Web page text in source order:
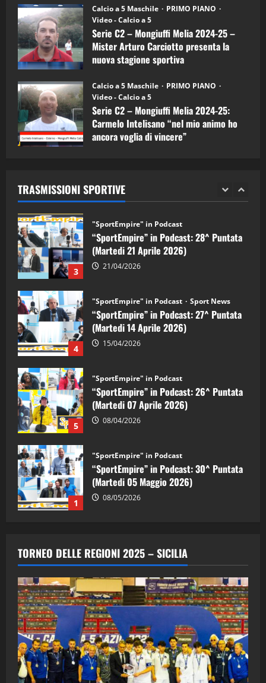
Calcio a 5 Maschile
PRIMO PIANO
Video - Calcio a 5
Serie C2 – Mongiuffi Melia 2024-25 –
Mister Arturo Carciotto presenta la
nuova stagione sportiva
Calcio a 5 Maschile
PRIMO PIANO
Video - Calcio a 5
Serie C2 – Mongiuffi Melia 2024-25:
Carmelo Intelisano “nel mio animo ho
ancora voglia di vincere”
TRASMISSIONI SPORTIVE
1
“SportEmpire” in Podcast: 30^ Puntata
(Martedi 05 Maggio 2026)
08/05/2026
2
“SportEmpire” in Podcast: 29^ Puntata
(Martedi 28 Aprile 2026)
28/04/2026
3 21/04/2026
4
"SportEmpire" in Podcast
“SportEmpire” in Podcast: 27^ Puntata
(Martedi 14 Aprile 2026)
15/04/2026
5
"SportEmpire" in Podcast
“SportEmpire” in Podcast: 26^ Puntata
(Martedi 07 Aprile 2026)
08/04/2026
1
"SportEmpire" in Podcast
“SportEmpire” in Podcast: 30^ Puntata
(Martedi 05 Maggio 2026)
08/05/2026
2
"SportEmpire" in Podcast
“SportEmpire” in Podcast: 29^ Puntata
(Martedi 28 Aprile 2026)
28/04/2026
3
“SportEmpire” in Podcast: 28^ Puntata
(Martedi 21 Aprile 2026)
21/04/2026
4
"SportEmpire" in Podcast Sport News
“SportEmpire” in Podcast: 27^ Puntata
(Martedi 14 Aprile 2026)
15/04/2026
TORNEO DELLE REGIONI 2025 – SICILIA